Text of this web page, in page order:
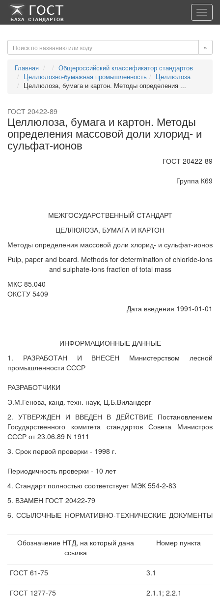
-->-->
»
Главная
Общероссийский классификатор стандартов
Целлюлозно-бумажная промышленность
Целлюлоза
Целлюлоза, бумага и картон. Методы определения ...
ГОСТ 20422-89
Целлюлоза, бумага и картон. Методы
определения массовой доли хлорид- и
сульфат-ионов
ГОСТ 20422-89
Группа К69
МЕЖГОСУДАРСТВЕННЫЙ СТАНДАРТ
ЦЕЛЛЮЛОЗА, БУМАГА И КАРТОН
Методы определения массовой доли хлорид- и сульфат-ионов
Pulp, paper and board. Methods for determination of chloride-ions
and sulphate-ions fraction of total mass
МКС 85.040
ОКСТУ 5409
Дата введения 1991-01-01
ИНФОРМАЦИОННЫЕ ДАННЫЕ
1. РАЗРАБОТАН И ВНЕСЕН Министерством лесной
промышленности СССР
РАЗРАБОТЧИКИ
Э.М.Генова, канд. техн. наук, Ц.Б.Виландерг
2. УТВЕРЖДЕН И ВВЕДЕН В ДЕЙСТВИЕ Постановлением
Государственного комитета стандартов Совета Министров
СССР от 23.06.89 N 1911
3. Срок первой проверки - 1998 г.
Периодичность проверки - 10 лет
4. Стандарт полностью соответствует МЭК 554-2-83
5. ВЗАМЕН ГОСТ 20422-79
6. ССЫЛОЧНЫЕ НОРМАТИВНО-ТЕХНИЧЕСКИЕ ДОКУМЕНТЫ
Обозначение НТД, на который дана
ссылка
Номер пункта
ГОСТ 61-75 3.1
ГОСТ 1277-75 2.1.1; 2.2.1